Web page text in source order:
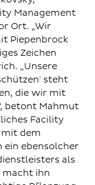
Management
Ort. „Wir
Piepenbrock
Zeichen
„Unsere
steht
die wir mit
betont Mahmut
Facility
mit dem
ein ebensolcher
als
macht ihn